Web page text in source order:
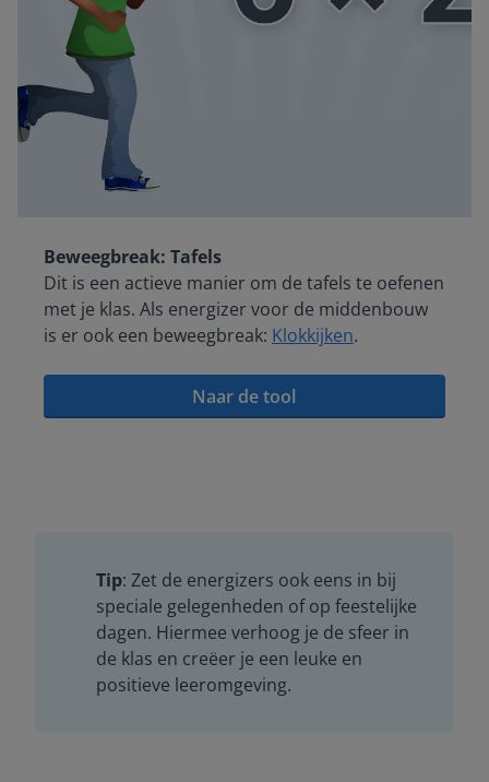
Beweegbreak: Tafels
Dit is een actieve manier om de tafels te oefenen
met je klas. Als energizer voor de middenbouw
is er ook een beweegbreak: Klokkijken.
Naar de tool
Tip: Zet de energizers ook eens in bij
speciale gelegenheden of op feestelijke
dagen. Hiermee verhoog je de sfeer in
de klas en creëer je een leuke en
positieve leeromgeving.